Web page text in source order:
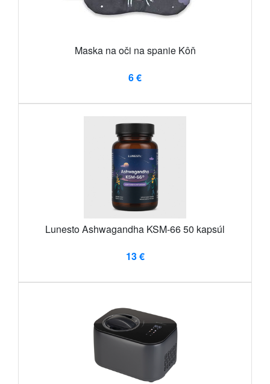
Maska na oči na spanie Kôň
6 €
Lunesto Ashwagandha KSM-66 50 kapsúl
13 €